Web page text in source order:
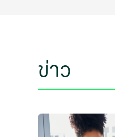
ข่าว